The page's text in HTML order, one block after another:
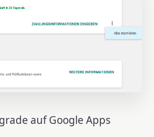
auf Google Apps